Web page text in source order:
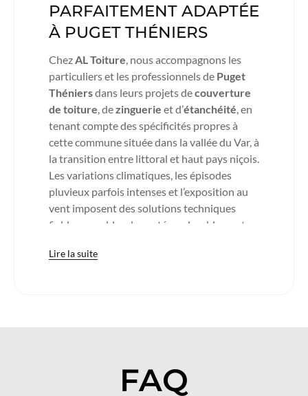
PARFAITEMENT ADAPTÉE
À PUGET THÉNIERS
ChezAL Toiture, nous accompagnons les
particuliers et les professionnels de Puget
Théniersdans leurs projets decouverture
de toiture, dezinguerie et d’étanchéité, en
tenant compte des spécificités propres à
cette commune située dans la vallée du Var, à
la transition entre littoral et haut pays niçois.
Les variations climatiques, les épisodes
pluvieux parfois intenses et l’exposition au
vent imposent des solutions techniques
fiables, capables de protéger durablement
Lacouverture métallique
d’infiltration, même sur des toitures
Lire la suite
FAQ